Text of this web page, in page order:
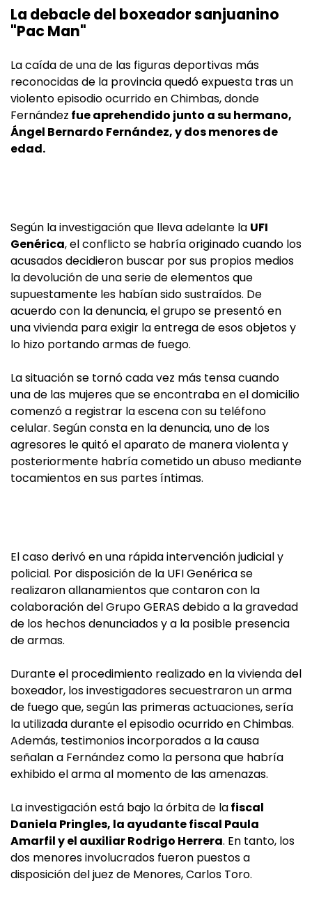
La debacle del boxeador sanjuanino
"Pac Man"
La caída de una de las figuras deportivas más
reconocidas de la provincia quedó expuesta tras un
violento episodio ocurrido en Chimbas, donde
Fernández fue aprehendido junto a su hermano,
Ángel Bernardo Fernández, y dos menores de
edad.
Según la investigación que lleva adelante la UFI
Genérica, el conflicto se habría originado cuando los
acusados decidieron buscar por sus propios medios
la devolución de una serie de elementos que
supuestamente les habían sido sustraídos. De
acuerdo con la denuncia, el grupo se presentó en
una vivienda para exigir la entrega de esos objetos y
lo hizo portando armas de fuego.
La situación se tornó cada vez más tensa cuando
una de las mujeres que se encontraba en el domicilio
comenzó a registrar la escena con su teléfono
celular. Según consta en la denuncia, uno de los
agresores le quitó el aparato de manera violenta y
posteriormente habría cometido un abuso mediante
tocamientos en sus partes íntimas.
El caso derivó en una rápida intervención judicial y
policial. Por disposición de la UFI Genérica se
realizaron allanamientos que contaron con la
colaboración del Grupo GERAS debido a la gravedad
de los hechos denunciados y a la posible presencia
de armas.
Durante el procedimiento realizado en la vivienda del
boxeador, los investigadores secuestraron un arma
de fuego que, según las primeras actuaciones, sería
la utilizada durante el episodio ocurrido en Chimbas.
Además, testimonios incorporados a la causa
señalan a Fernández como la persona que habría
exhibido el arma al momento de las amenazas.
La investigación está bajo la órbita de lafiscal
Daniela Pringles, la ayudante fiscal Paula
Amarfil y el auxiliar Rodrigo Herrera. En tanto, los
dos menores involucrados fueron puestos a
disposición del juez de Menores, Carlos Toro.